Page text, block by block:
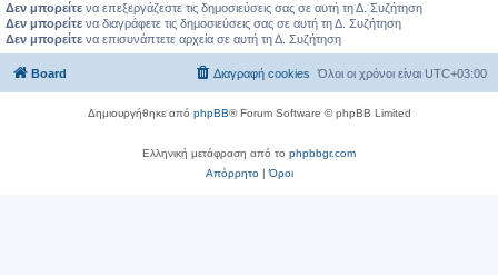
Δεν μπορείτε να επεξεργάζεστε τις δημοσιεύσεις σας σε αυτή τη Δ. Συζήτηση
Δεν μπορείτε να διαγράφετε τις δημοσιεύσεις σας σε αυτή τη Δ. Συζήτηση
Δεν μπορείτε να επισυνάπτετε αρχεία σε αυτή τη Δ. Συζήτηση
Board Όλοι οι χρόνοι είναι UTC+03:00
Διαγραφή cookies
Δημιουργήθηκε από phpBB® Forum Software © phpBB Limited
Ελληνική μετάφραση από το phpbbgr.com
Απόρρητο|Όροι